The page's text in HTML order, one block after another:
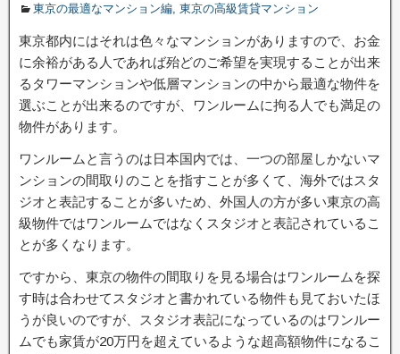
東京の最適なマンション編, 東京の高級賃貸マンション
東京都内にはそれは色々なマンションがありますので、お金
に余裕がある人であれば殆どのご希望を実現することが出来
るタワーマンションや低層マンションの中から最適な物件を
選ぶことが出来るのですが、ワンルームに拘る人でも満足の
物件があります。
ワンルームと言うのは日本国内では、一つの部屋しかないマ
ンションの間取りのことを指すことが多くて、海外ではスタ
ジオと表記することが多いため、外国人の方が多い東京の高
級物件ではワンルームではなくスタジオと表記されているこ
とが多くなります。
ですから、東京の物件の間取りを見る場合はワンルームを探
す時は合わせてスタジオと書かれている物件も見ておいたほ
うが良いのですが、スタジオ表記になっているのはワンルー
ムでも家賃が20万円を超えているような超高額物件になるこ